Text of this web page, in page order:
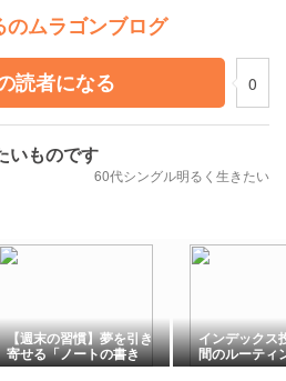
ムラゴンブログ
読者になる
0
いものです
60代シングル明るく生きたい
【週末の習慣】夢を引き
寄せる「ノートの書き
方」
インデックス
間のルーティ
もしていませ